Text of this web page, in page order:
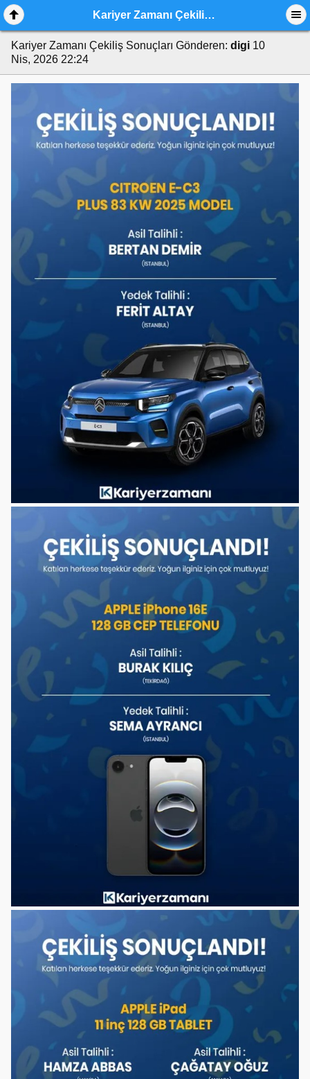
Kariyer Zamanı Çekiliş Sonuçları
Kariyer Zamanı Çekiliş Sonuçları Gönderen: digi 10
Nis, 2026 22:24